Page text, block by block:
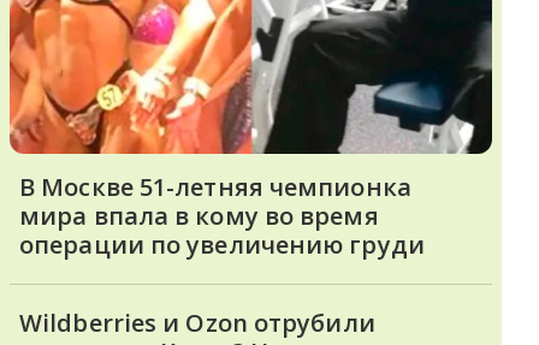
В Москве 51-летняя чемпионка
мира впала в кому во время
операции по увеличению груди
Wildberries и Ozon отрубили